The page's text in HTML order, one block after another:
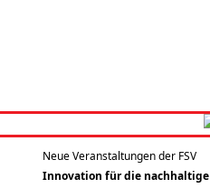
Neue Veranstaltungen der FSV
Innovation für die nachhaltige